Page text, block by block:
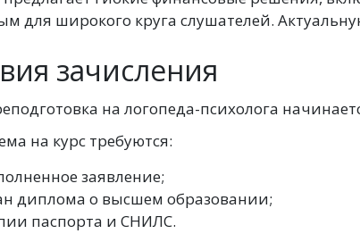
для широкого круга слушателей.
зачисления
на логопеда-психолога
на курс требуются:
заявление;
диплома о высшем образовании;
паспорта и СНИЛС.